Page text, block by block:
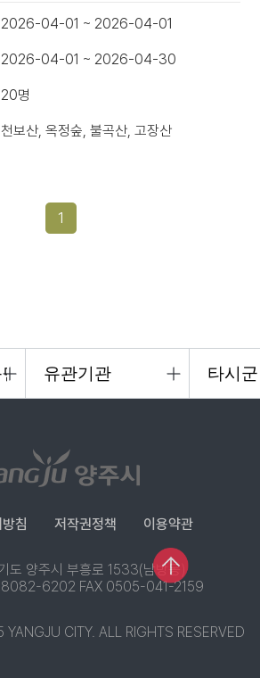
2026-04-01 ~ 2026-04-01
2026-04-01 ~ 2026-04-30
20명
천보산, 옥정숲, 불곡산, 고장산
1
침 저작권정책 이용약관
도 양주시 부흥로 1533(남방동)
8082-6202 FAX 0505-041-2159
CITY. ALL RIGHTS RESERVED